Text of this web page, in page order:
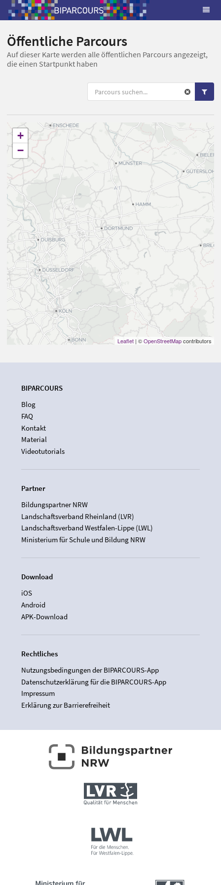
Öffentliche Parcours
Auf dieser Karte werden alle öffentlichen Parcours angezeigt,
die einen Startpunkt haben
+
−
Leaflet | ©OpenStreetMapcontributors
BIPARCOURS
Blog
FAQ
Kontakt
Material
Videotutorials
Partner
Bildungspartner NRW
Landschaftsverband Rheinland (LVR)
Landschaftsverband Westfalen-Lippe (LWL)
Ministerium für Schule und Bildung NRW
Download
iOS
Android
APK-Download
Rechtliches
Nutzungsbedingungen der BIPARCOURS-App
Datenschutzerklärung für die BIPARCOURS-App
Impressum
Erklärung zur Barrierefreiheit